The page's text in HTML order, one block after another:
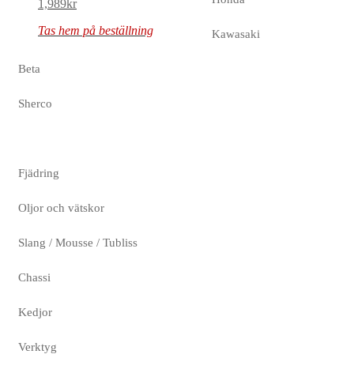
1,989kr
Tas hem på beställning
Kawasaki
Beta
Sherco
Fjädring
Oljor och vätskor
Slang / Mousse / Tubliss
Chassi
Kedjor
Verktyg